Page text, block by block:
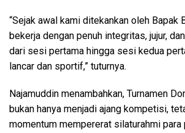
“Sejak awal kami ditekankan oleh Bapak
bekerja dengan penuh integritas, jujur,
dari sesi pertama hingga sesi kedua
lancar dan sportif,” tuturnya.
Najamuddin menambahkan, Turnamen
bukan hanya menjadi ajang kompetisi,
momentum mempererat silaturahmi